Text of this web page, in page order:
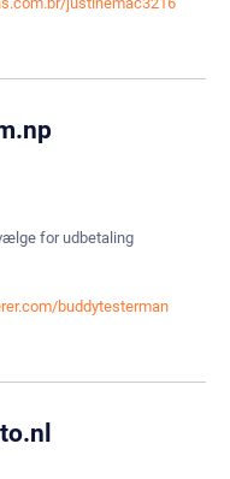
for udbetaling
buddytesterman